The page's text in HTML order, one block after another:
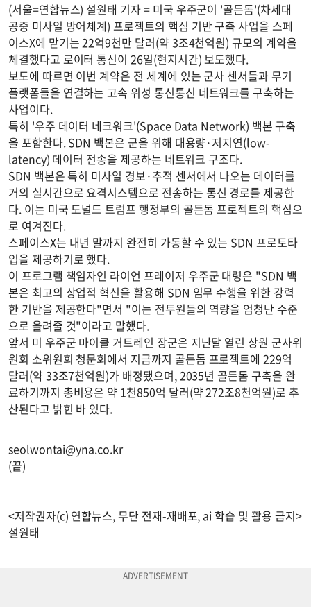
(서울=연합뉴스) 설원태 기자 = 미국 우주군이 '골든돔'(차세대
공중 미사일 방어체계) 프로젝트의 핵심 기반 구축 사업을 스페
이스X에 맡기는 22억9천만 달러(약 3조4천억원) 규모의 계약을
체결했다고 로이터 통신이 26일(현지시간) 보도했다.
보도에 따르면 이번 계약은 전 세계에 있는 군사 센서들과 무기
플랫폼들을 연결하는 고속 위성 통신통신 네트워크를 구축하는
사업이다.
특히 '우주 데이터 네크워크'(Space Data Network) 백본 구축
을 포함한다. SDN 백본은 군을 위해 대용량·저지연(low-
latency) 데이터 전송을 제공하는 네트워크 구조다.
SDN 백본은 특히 미사일 경보·추적 센서에서 나오는 데이터를
거의 실시간으로 요격시스템으로 전송하는 통신 경로를 제공한
다. 이는 미국 도널드 트럼프 행정부의 골든돔 프로젝트의 핵심으
로 여겨진다.
스페이스X는 내년 말까지 완전히 가동할 수 있는 SDN 프로토타
입을 제공하기로 했다.
이 프로그램 책임자인 라이언 프레이저 우주군 대령은 "SDN 백
본은 최고의 상업적 혁신을 활용해 SDN 임무 수행을 위한 강력
한 기반을 제공한다"면서 "이는 전투원들의 역량을 엄청난 수준
으로 올려줄 것"이라고 말했다.
앞서 미 우주군 마이클 거트레인 장군은 지난달 열린 상원 군사위
원회 소위원회 청문회에서 지금까지 골든돔 프로젝트에 229억
달러(약 33조7천억원)가 배정됐으며, 2035년 골든돔 구축을 완
료하기까지 총비용은 약 1천850억 달러(약 272조8천억원)로 추
산된다고 밝힌 바 있다.
seolwontai@yna.co.kr
(끝)
<저작권자(c) 연합뉴스, 무단 전재-재배포, ai 학습 및 활용 금지>
설원태